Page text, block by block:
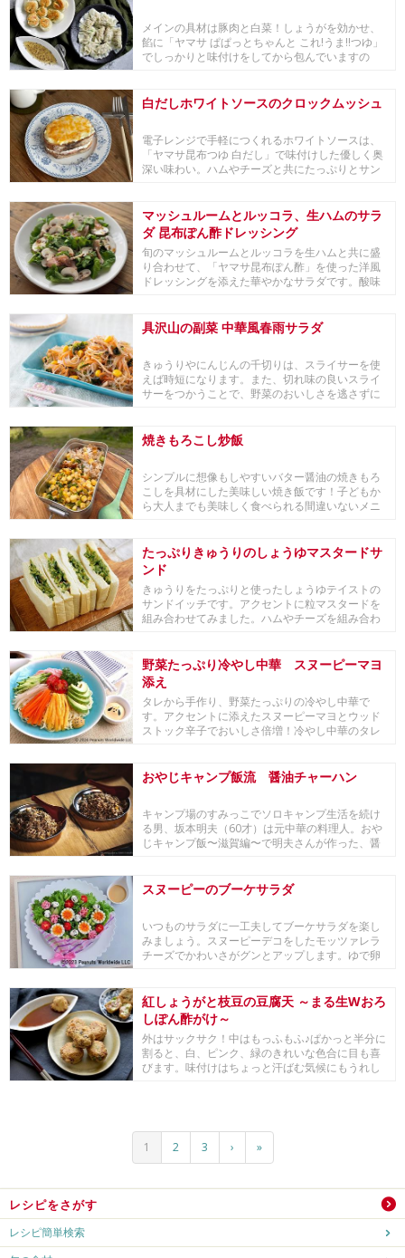
メインの具材は豚肉と白菜！しょうがを効かせ、
餡に「ヤマサ ぱぱっとちゃんと これ!うま!!つゆ」
でしっかりと味付けをしてから包んでいますの
白だしホワイトソースのクロックムッシュ
電子レンジで手軽につくれるホワイトソースは、
「ヤマサ昆布つゆ 白だし」で味付けした優しく奥
深い味わい。ハムやチーズと共にたっぷりとサン
マッシュルームとルッコラ、生ハムのサラ
ダ 昆布ぽん酢ドレッシング
旬のマッシュルームとルッコラを生ハムと共に盛
り合わせて、「ヤマサ昆布ぽん酢」を使った洋風
ドレッシングを添えた華やかなサラダです。酸味
具沢山の副菜 中華風春雨サラダ
きゅうりやにんじんの千切りは、スライサーを使
えば時短になります。また、切れ味の良いスライ
サーをつかうことで、野菜のおいしさを逃さずに
焼きもろこし炒飯
シンプルに想像もしやすいバター醤油の焼きもろ
こしを具材にした美味しい焼き飯です！子どもか
ら大人までも美味しく食べられる間違いないメニ
たっぷりきゅうりのしょうゆマスタードサ
ンド
きゅうりをたっぷりと使ったしょうゆテイストの
サンドイッチです。アクセントに粒マスタードを
組み合わせてみました。ハムやチーズを組み合わ
野菜たっぷり冷やし中華 スヌーピーマヨ
添え
タレから手作り、野菜たっぷりの冷やし中華で
す。アクセントに添えたスヌーピーマヨとウッド
ストック辛子でおいしさ倍増！冷やし中華のタレ
おやじキャンプ飯流 醤油チャーハン
キャンプ場のすみっこでソロキャンプ生活を続け
る男、坂本明夫（60才）は元中華の料理人。おや
じキャンプ飯〜滋賀編〜で明夫さんが作った、醤
スヌーピーのブーケサラダ
いつものサラダに一工夫してブーケサラダを楽し
みましょう。スヌーピーデコをしたモッツァレラ
チーズでかわいさがグンとアップします。ゆで卵
紅しょうがと枝豆の豆腐天 ～まる生Wおろ
しぽん酢がけ～
外はサックサク！中はもっふもふ♪ぱかっと半分に
割ると、白、ピンク、緑のきれいな色合に目も喜
びます。味付けはちょっと汗ばむ気候にもうれし
1 2 3 › »
レシピをさがす
レシピ簡単検索